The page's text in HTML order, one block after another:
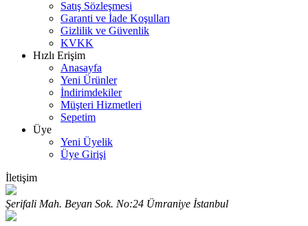
Satış Sözleşmesi
Garanti ve İade Koşulları
Gizlilik ve Güvenlik
KVKK
Hızlı Erişim
Anasayfa
Yeni Ürünler
İndirimdekiler
Müşteri Hizmetleri
Sepetim
Üye
Yeni Üyelik
Üye Girişi
İletişim
Şerifali Mah. Beyan Sok. No:24 Ümraniye İstanbul